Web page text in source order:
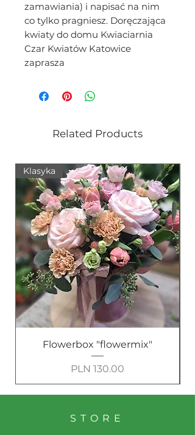
zamawiania) i napisać na nim
co tylko pragniesz. Doręczająca
kwiaty do domu Kwiaciarnia
Czar Kwiatów Katowice
zaprasza
Related Products
Klasyka
Flowerbox "flowermix"
Price
PLN 130.00
STORE